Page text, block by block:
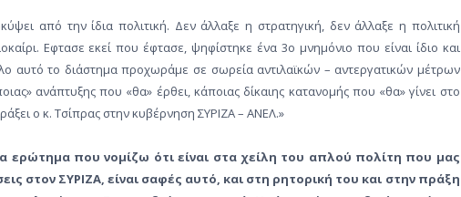
από την ίδια πολιτική. Δεν άλλαξε η στρατηγική, δεν άλλαξε η πολιτική
Εφτασε εκεί που έφτασε, ψηφίστηκε ένα 3ο μνημόνιο που είναι ίδιο και
αυτό το διάστημα προχωράμε σε σωρεία αντιλαϊκών – αντεργατικών μέτρων
ανάπτυξης που «θα» έρθει, κάποιας δίκαιης κατανομής που «θα» γίνει στο
ο κ. Τσίπρας στην κυβέρνηση ΣΥΡΙΖΑ – ΑΝΕΛ.»
ερώτημα που νομίζω ότι είναι στα χείλη του απλού πολίτη που μας
στον ΣΥΡΙΖΑ, είναι σαφές αυτό, και στη ρητορική του και στην πράξη